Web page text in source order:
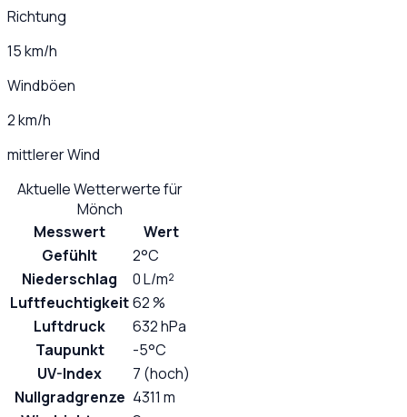
Richtung
15 km/h
Windböen
2 km/h
mittlerer Wind
Aktuelle Wetterwerte für
Mönch
Messwert
Wert
Gefühlt
2°C
Niederschlag
0 L/m²
Luftfeuchtigkeit62 %
Luftdruck
632 hPa
Taupunkt
-5°C
UV-Index
7 (hoch)
Nullgradgrenze 4311 m